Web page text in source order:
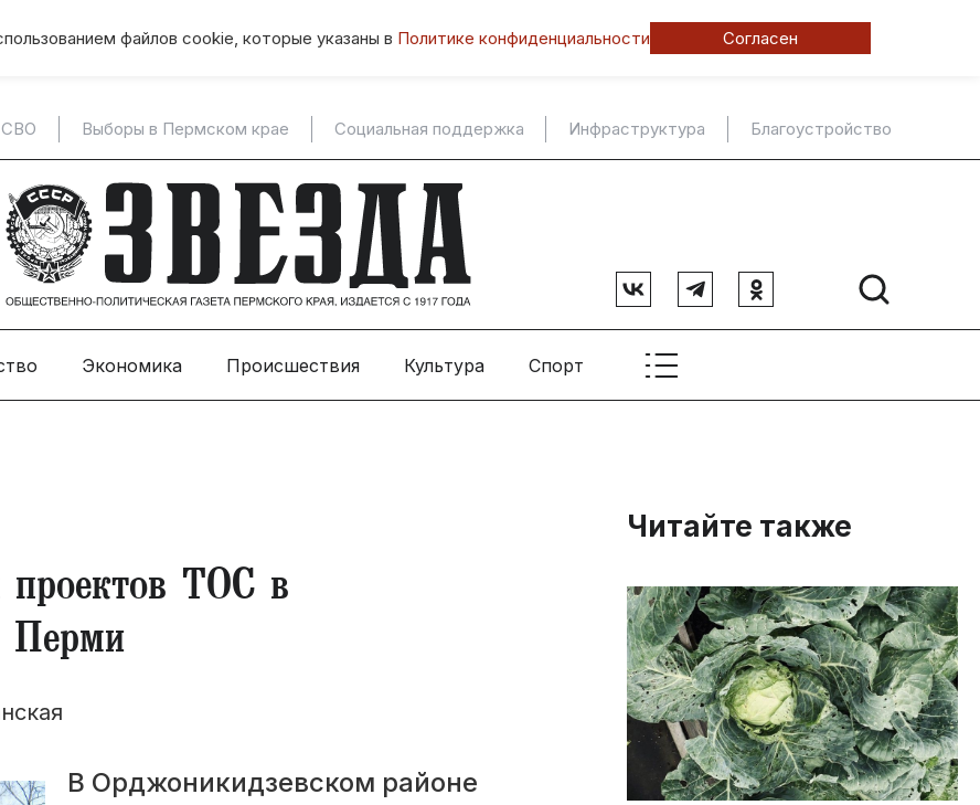
файлов cookie, которые указаны в Политике конфиденциальности Согласен
СВО Выборы в Пермском крае Социальная поддержка Инфраструктура Благоустройство
Экономика Происшествия Культура Спорт
проектов ТОС в
Перми
В Орджоникидзевском районе
Читайте также